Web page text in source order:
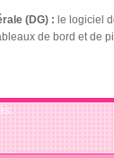
(DG) : le logiciel
de bord et de